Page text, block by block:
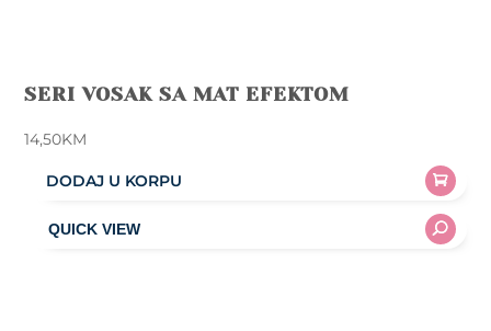
SERI VOSAK SA MAT EFEKTOM
14,50KM
DODAJ U KORPU